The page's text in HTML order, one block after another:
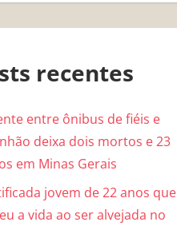
recentes
entre ônibus de fiéis e
deixa dois mortos e 23
em Minas Gerais
jovem de 22 anos que
a vida ao ser alvejada no